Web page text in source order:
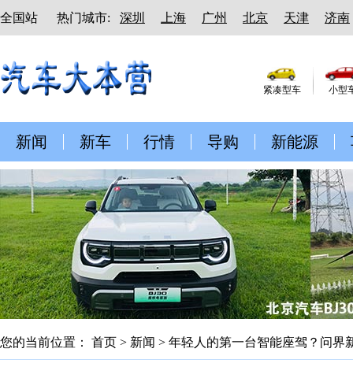
全国站 热门城市: 深圳 上海 广州 北京 天津 济南
紧凑型车 小型
新闻 新车 行情 导购 新能源
您的当前位置： 首页 > 新闻 > 年轻人的第一台智能座驾？问界